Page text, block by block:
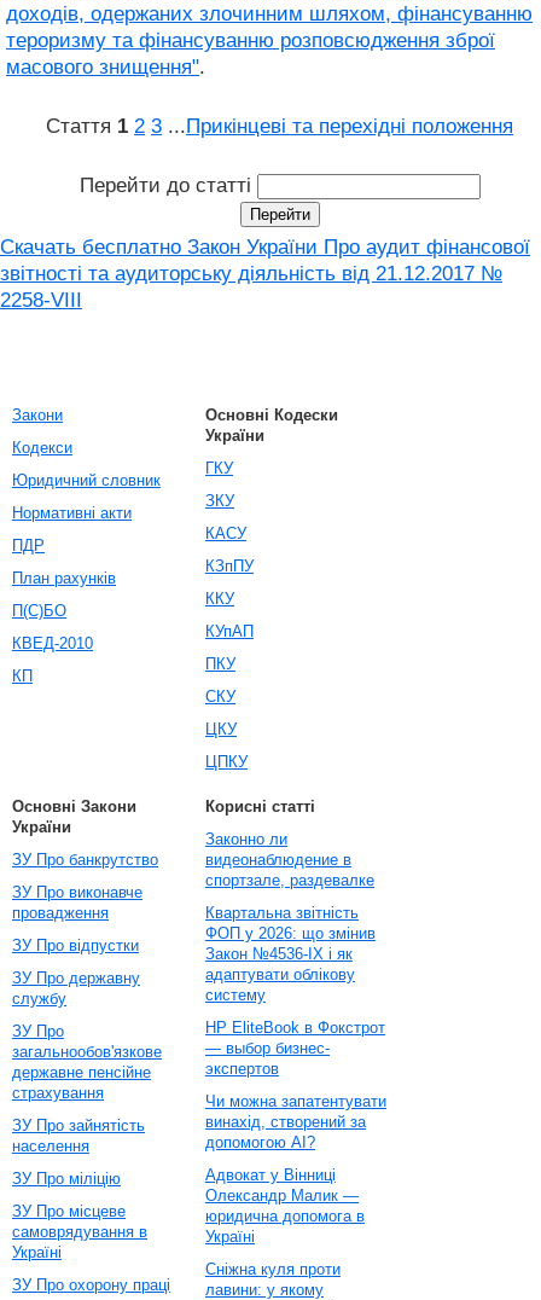
доходів, одержаних злочинним шляхом, фінансуванню
тероризму та фінансуванню розповсюдження зброї
масового знищення".
Стаття 1 2 3 ...Прикінцеві та перехідні положення
Перейти до статті
Скачать бесплатно Закон України Про аудит фінансової
звітності та аудиторську діяльність від 21.12.2017 №
2258-VIII
Закони
Кодекси
Юридичний словник
Нормативні акти
ПДР
План рахунків
П(С)БО
КВЕД-2010
КП
Основні Кодески
України
ГКУ
ЗКУ
КАСУ
КЗпПУ
ККУ
КУпАП
ПКУ
СКУ
ЦКУ
ЦПКУ
Основні Закони
України
ЗУ Про банкрутство
ЗУ Про виконавче
провадження
ЗУ Про відпустки
ЗУ Про державну
службу
ЗУ Про
загальнообов'язкове
державне пенсійне
страхування
ЗУ Про зайнятість
населення
ЗУ Про міліцію
ЗУ Про місцеве
самоврядування в
Україні
ЗУ Про охорону праці
Корисні статті
Законно ли
видеонаблюдение в
спортзале, раздевалке
Квартальна звітність
ФОП у 2026: що змінив
Закон №4536-IX і як
адаптувати облікову
систему
HP EliteBook в Фокстрот
— выбор бизнес-
экспертов
Чи можна запатентувати
винахід, створений за
допомогою AI?
Адвокат у Вінниці
Олександр Малик —
юридична допомога в
Україні
Сніжна куля проти
лавини: у якому